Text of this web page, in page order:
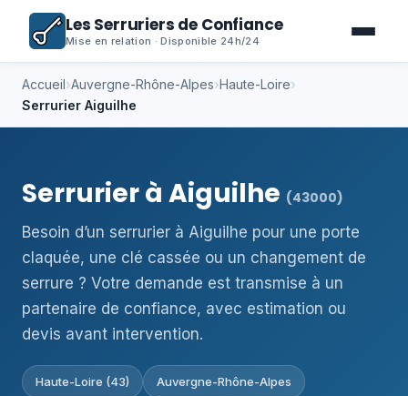
Les Serruriers de Confiance
Mise en relation · Disponible 24h/24
Accueil›Auvergne-Rhône-Alpes›Haute-Loire›
Serrurier Aiguilhe
Serrurier à Aiguilhe (43000)
Besoin d’un serrurier à Aiguilhe pour une porte
claquée, une clé cassée ou un changement de
serrure ? Votre demande est transmise à un
partenaire de confiance, avec estimation ou
devis avant intervention.
Haute-Loire (43) Auvergne-Rhône-Alpes